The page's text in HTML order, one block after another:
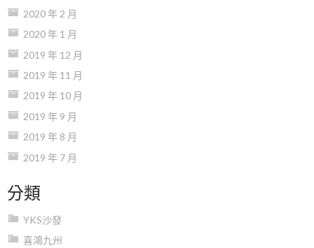
2020 年 2 月
2020 年 1 月
2019 年 12 月
2019 年 11 月
2019 年 10 月
2019 年 9 月
2019 年 8 月
2019 年 7 月
分類
YKS沙發
喜鴻九州